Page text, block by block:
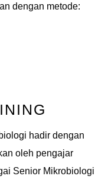
dengan metode:
hadir dengan
oleh pengajar
Senior Mikrobiologi